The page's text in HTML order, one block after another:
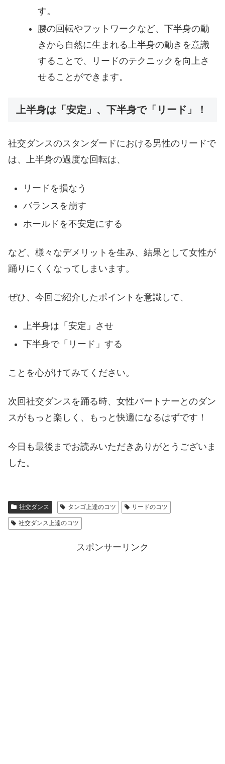
す。
腰の回転やフットワークなど、下半身の動
きから自然に生まれる上半身の動きを意識
することで、リードのテクニックを向上さ
せることができます。
上半身は「安定」、下半身で「リード」！
社交ダンスのスタンダードにおける男性のリードで
は、上半身の過度な回転は、
リードを損なう
バランスを崩す
ホールドを不安定にする
など、様々なデメリットを生み、結果として女性が
踊りにくくなってしまいます。
ぜひ、今回ご紹介したポイントを意識して、
上半身は「安定」させ
下半身で「リード」する
ことを心がけてみてください。
次回社交ダンスを踊る時、女性パートナーとのダン
スがもっと楽しく、もっと快適になるはずです！
今日も最後までお読みいただきありがとうございま
した。
社交ダンス タンゴ上達のコツ リードのコツ
社交ダンス上達のコツ
スポンサーリンク